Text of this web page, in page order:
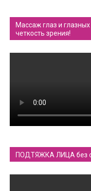
Массаж глаз и
четкость зрения!
ПОДТЯЖКА ЛИЦА без